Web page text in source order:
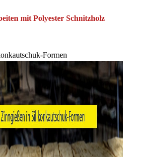
mit Polyester Schnitzholz
Formen